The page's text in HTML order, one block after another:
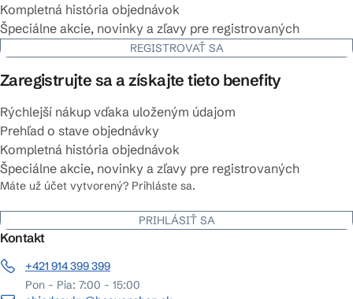
Kompletná história objednávok
Špeciálne akcie, novinky a zľavy pre registrovaných
REGISTROVAŤ SA
Zaregistrujte sa a získajte tieto benefity
Rýchlejší nákup vďaka uloženým údajom
Prehľad o stave objednávky
Kompletná história objednávok
Špeciálne akcie, novinky a zľavy pre registrovaných
Máte už účet vytvorený? Prihláste sa.
PRIHLÁSIŤ SA
Kontakt
+421 914 399 399
Pon - Pia: 7:00 - 15:00